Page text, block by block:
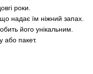
роки.
надає їм ніжний запах.
його унікальним.
або пакет.